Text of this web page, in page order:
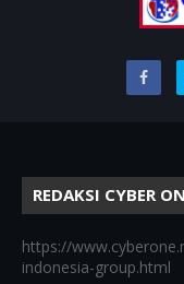
REDAKSI CYBER
https://
indonesia-group.html